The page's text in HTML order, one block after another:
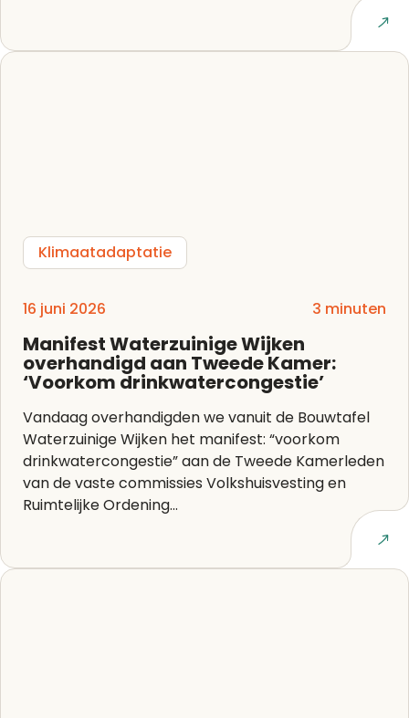
Lees artikel
Klimaatadaptatie
16 juni 2026 3 minuten
Manifest Waterzuinige Wijken
overhandigd aan Tweede Kamer:
‘Voorkom drinkwatercongestie’
Vandaag overhandigden we vanuit de Bouwtafel
Waterzuinige Wijken het manifest: “voorkom
drinkwatercongestie” aan de Tweede Kamerleden
van de vaste commissies Volkshuisvesting en
Ruimtelijke Ordening...
Lees artikel